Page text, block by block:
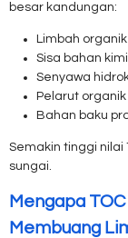
besar kandungan:
Limbah
Sisa bahan
Senyawa
Pelarut organik
Bahan baku
Semakin tinggi nilai
sungai.
Mengapa
Membuang